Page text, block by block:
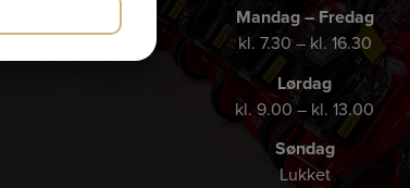
Mandag – Fredag
kl. 7.30 – kl. 16.30
Lørdag
kl. 9.00 – kl. 13.00
Søndag
Lukket